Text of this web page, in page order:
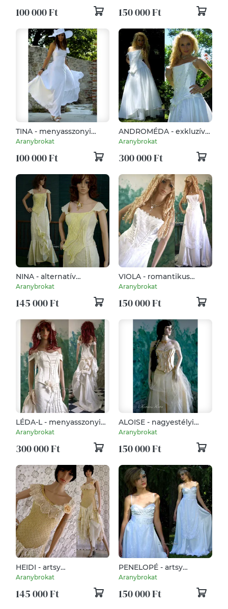
100 000 Ft 150 000 Ft
TINA - menyasszonyi
ruha
Aranybrokat
100 000 Ft
ANDROMÉDA - exkluzív
fűzős menyasszonyi ruha
Aranybrokat
300 000 Ft
NINA - alternatív
menyasszonyi ruha
Aranybrokat
145 000 Ft
VIOLA - romantikus
menyasszonyi ruha
Aranybrokat
150 000 Ft
LÉDA-L - menyasszonyi
ruha
Aranybrokat
300 000 Ft
ALOISE - nagyestélyi
ruha, menyasszonyi ruha
Aranybrokat
150 000 Ft
HEIDI - artsy
menyasszonyi ruha
Aranybrokat
145 000 Ft
PENELOPÉ - artsy
romantikus
menyasszonyi ruha
Aranybrokat
150 000 Ft